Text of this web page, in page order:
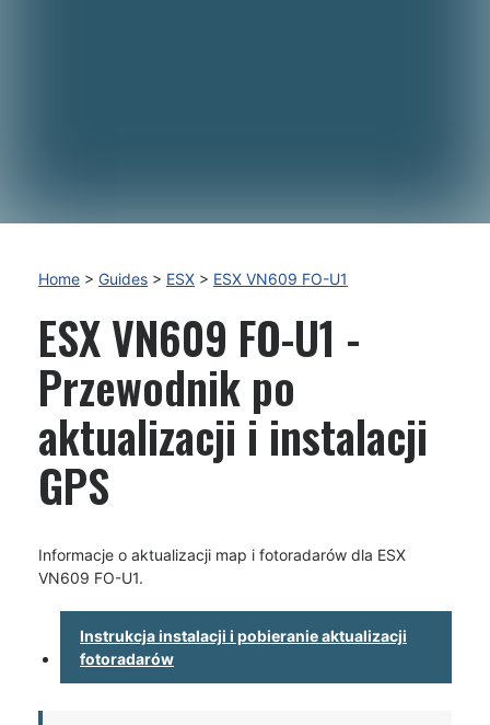
Home > Guides > ESX > ESX VN609 FO-U1
ESX VN609 FO-U1 -
Przewodnik po
aktualizacji i instalacji
GPS
Informacje o aktualizacji map i fotoradarów dla ESX
VN609 FO-U1.
Instrukcja instalacji i pobieranie aktualizacji
fotoradarów